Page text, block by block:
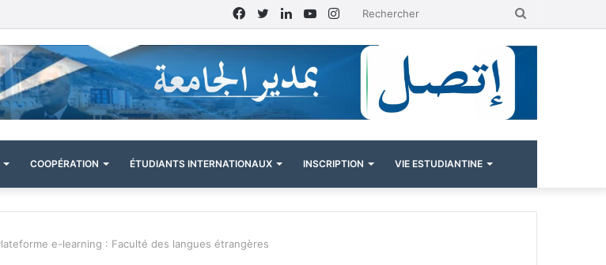
Instagram
YouTube
Linkedin
Twitter
Facebook
COOPÉRATION ÉTUDIANTS INTERNATIONAUX INSCRIPTION VIE ESTUDIANTINE
e-learning : Faculté des langues étrangères